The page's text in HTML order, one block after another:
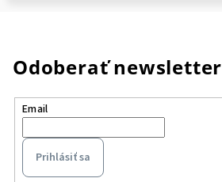
Odoberať newsletter
Email
Prihlásiť sa